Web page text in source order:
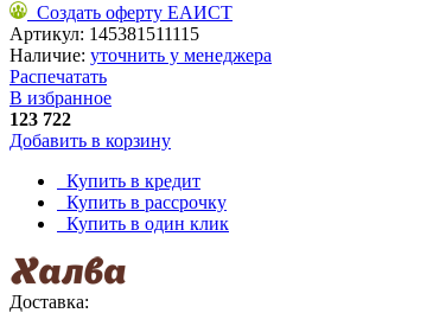
Создать оферту ЕАИСТ
Артикул: 145381511115
Наличие: уточнить у менеджера
Распечатать
В избранное
123 722
Добавить в корзину
Купить в кредит
Купить в рассрочку
Купить в один клик
Доставка: